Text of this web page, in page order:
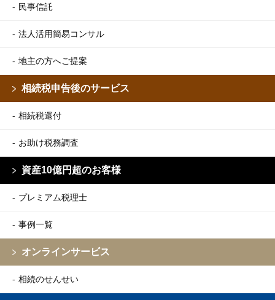
民事信託
法人活用簡易コンサル
地主の方へご提案
相続税申告後のサービス
相続税還付
お助け税務調査
資産10億円超のお客様
プレミアム税理士
事例一覧
オンラインサービス
相続のせんせい